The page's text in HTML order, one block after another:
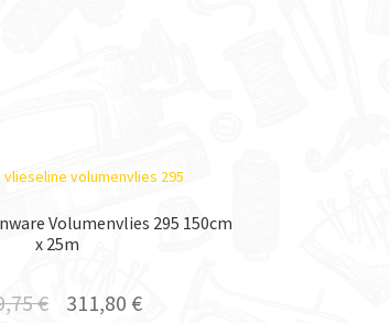
Volumenvlies 295 150cm
x 25m
€ 311,80 €